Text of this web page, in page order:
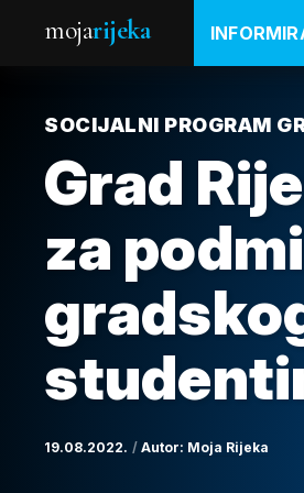
mojarijeka
SOCIJALNI PROGRAM
Grad
za
19.08.2022. Autor: Moja Rijeka